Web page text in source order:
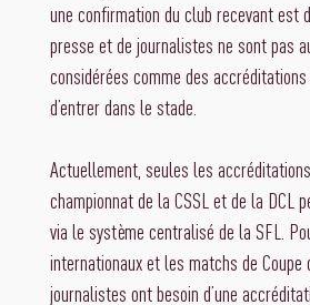
une confirmation du club recevant est
presse et de journalistes ne sont pas
considérées comme des
d’entrer dans le stade.
Actuellement, seules les
championnat de la CSSL et de la DCL
via le système centralisé de la SFL.
internationaux et les matchs de Coupe
journalistes ont besoin d’une